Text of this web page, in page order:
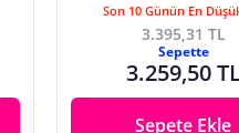
Son 10 Günün En
3.395,31 TL
Sepette
3.259,50
Sepete Ekle